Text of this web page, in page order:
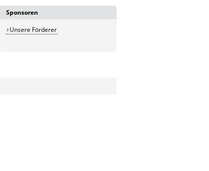
PR-Material
Flyer
Titelblatt DIN lang
Logo
Sponsoren
Unsere Förderer